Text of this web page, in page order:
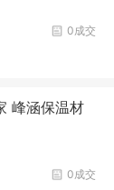
0成交
峰涵保温材
0成交